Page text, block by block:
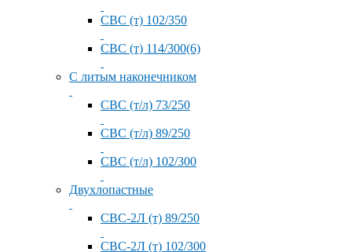
СВС (т) 102/350
СВС (т) 114/300(6)
С литым наконечником
СВС (т/л) 73/250
СВС (т/л) 89/250
СВС (т/л) 102/300
Двухлопастные
СВС-2Л (т) 89/250
СВС-2Л (т) 102/300